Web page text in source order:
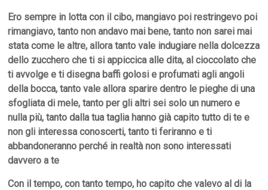
Ero sempre in lotta con il cibo, mangiavo poi restringevo poi
rimangiavo, tanto non andavo mai bene, tanto non sarei mai
stata come le altre, allora tanto vale indugiare nella dolcezza
dello zucchero che ti si appiccica alle dita, al cioccolato che
ti avvolge e ti disegna baffi golosi e profumati agli angoli
della bocca, tanto vale allora sparire dentro le pieghe di una
sfogliata di mele, tanto per gli altri sei solo un numero e
nulla più, tanto dalla tua taglia hanno già capito tutto di te e
non gli interessa conoscerti, tanto ti feriranno e ti
abbandoneranno perché in realtà non sono interessati
davvero a te
Con il tempo,con tanto tempo, ho capito che valevo al di la